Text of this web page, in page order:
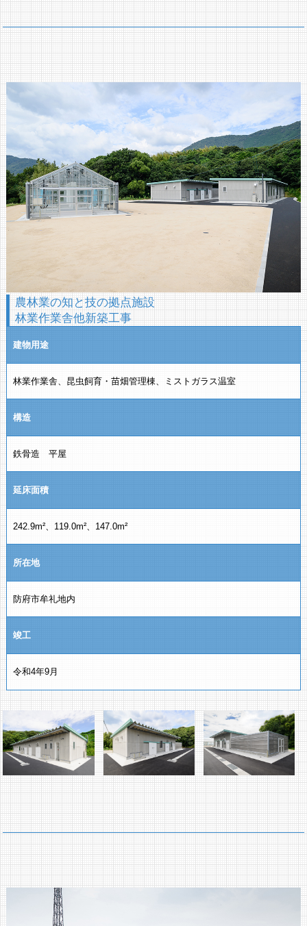
農林業の知と技の拠点施設
林業作業舎他新築工事
建物用途
林業作業舎、昆虫飼育・苗畑管理棟、ミストガラス温室
構造
鉄骨造 平屋
延床面積
242.9m²、119.0m²、147.0m²
所在地
防府市牟礼地内
竣工
令和4年9月